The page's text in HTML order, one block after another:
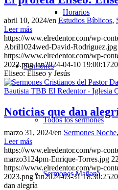
Horarios
Sermones
Todos los sermones
Sermones Mañana
abril 10, 2024/en Estudios Bíblicos,
Leer más
https://www.elredentor.com/wp-
Abril1024wed-David-Rodriguez.jpg
https://www.elredentor.com/wp-
2023.png ian2024-04-10 19:00:17
Eliseo: Eliseo y Jesús
Noticias que dan
marzo 31, 2024/en Sermones Noche,
Leer más
https://www.elredentor.com/wp-
marzo3124pm-Enrique-Torres.jpg
https://www.elredentor.com/wp-
2023.png ian2024-03-31 18:30:25
dan alegría